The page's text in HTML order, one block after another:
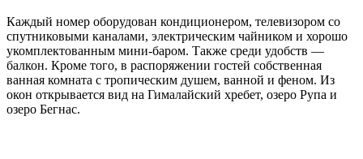
Каждый номер оборудован кондиционером, телевизором со
спутниковыми каналами, электрическим чайником и хорошо
укомплектованным мини-баром. Также среди удобств —
балкон. Кроме того, в распоряжении гостей собственная
ванная комната с тропическим душем, ванной и феном. Из
окон открывается вид на Гималайский хребет, озеро Рупа и
озеро Бегнас.